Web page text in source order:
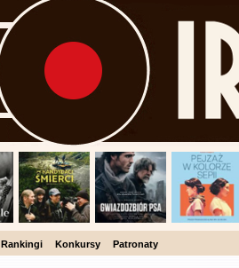
Rankingi Konkursy Patronaty